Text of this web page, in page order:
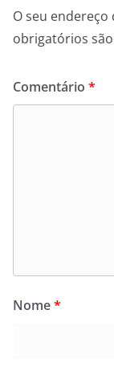
O seu
obrigatórios
Comentário *
Nome*